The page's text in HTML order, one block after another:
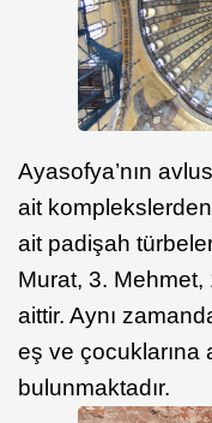
Ayasofya’nın
ait
ait padişah
Murat, 3. Mehmet,
aittir. Aynı
eş ve çocuklarına
bulunmaktadır.